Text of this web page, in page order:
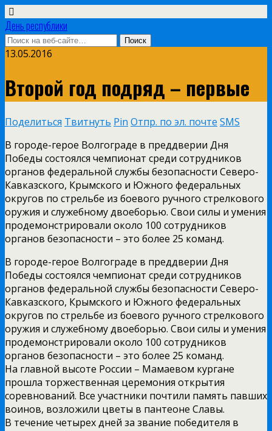
День республики
13.05.2016
Второй год подряд – первые
Поделиться Твитнуть Pin Отпр. по эл. почте SMS
В городе-герое Волгограде в преддверии Дня
Победы состоялся чемпионат среди сотрудников
органов федеральной службы безопасности Северо-
Кавказского, Крымского и Южного федеральных
округов по стрельбе из боевого ручного стрелкового
оружия и служебному двоеборью. Свои силы и умения
продемонстрировали около 100 сотрудников
органов безопасности – это более 25 команд.
В городе-герое Волгограде в преддверии Дня
Победы состоялся чемпионат среди сотрудников
органов федеральной службы безопасности Северо-
Кавказского, Крымского и Южного федеральных
округов по стрельбе из боевого ручного стрелкового
оружия и служебному двоеборью. Свои силы и умения
продемонстрировали около 100 сотрудников
органов безопасности – это более 25 команд.
На главной высоте России – Мамаевом кургане
прошла торжественная церемония открытия
соревнований. Все участники почтили память павших
воинов, возложили цветы в пантеоне Славы.
В течение четырех дней за звание победителя в